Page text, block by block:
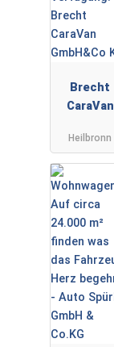
Brecht
CaraVan
KG
Heilbronn